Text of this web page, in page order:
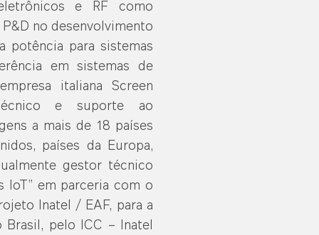
e RF como
no desenvolvimento
potência para sistemas
em sistemas de
italiana Screen
e suporte ao
a mais de 18 países
países da Europa,
gestor técnico
em parceria com o
Inatel / EAF, para a
Brasil, pelo ICC – Inatel